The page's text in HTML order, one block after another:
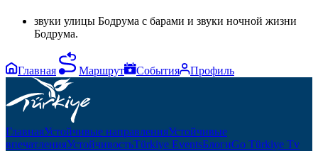
звуки улицы Бодрума с барами и звуки ночной жизни
Бодрума.
Главная Маршрут События Профиль
ГлавнаяУстойчивые направленияУстойчивые
впечатленияУстойчивостьTürkiye EventsБлогиGo Türkiye Tv